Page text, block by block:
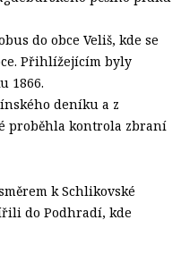
do obce Veliš, kde se
Přihlížejícím byly
1866.
deníku a z
proběhla kontrola zbraní
k Schlikovské
do Podhradí, kde